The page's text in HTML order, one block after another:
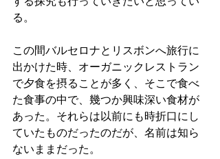
る。
この間バルセロナとリスボンへ旅行に
出かけた時、オーガニックレストラン
で夕食を摂ることが多く、そこで食べ
た食事の中で、幾つか興味深い食材が
あった。それらは以前にも時折口にし
ていたものだったのだが、名前は知ら
ないままだった。